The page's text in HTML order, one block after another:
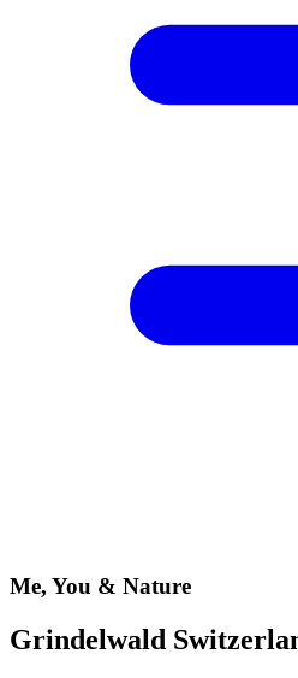
Me, You & Nature
Grindelwald